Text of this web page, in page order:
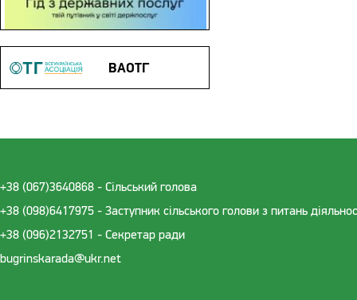
Гід з державних послуг
ВАОТГ
+38 (067)3640868 - Cільський голова
+38 (098)6417975 - Заступник сільського голови з питань
+38 (096)2132751 - Секретар ради
bugrinskarada@ukr.net